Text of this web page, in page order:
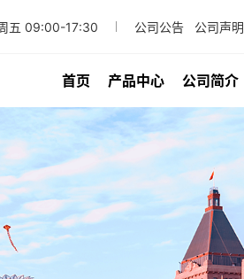
五 09:00-17:30 公司公告 公司声明
首页 产品中心 公司简介